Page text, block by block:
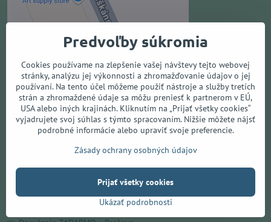
Externý obsah je blokovaný
Voľbami súkromia
Prajete si načítať externý obsah?
Povoliť tentokrát
Povoliť a zapamätať - súhlas s
druhom cookie: Funkčné
Všetko o nákupe
Predvoľby súkromia
Cookies používame na zlepšenie vašej návštevy tejto webovej
stránky, analýzu jej výkonnosti a zhromažďovanie údajov o jej
používaní. Na tento účel môžeme použiť nástroje a služby tretích
strán a zhromaždené údaje sa môžu preniesť k partnerom v EÚ,
USA alebo iných krajinách. Kliknutím na „Prijať všetky cookies“
vyjadrujete svoj súhlas s týmto spracovaním. Nižšie môžete nájsť
podrobné informácie alebo upraviť svoje preferencie.
Zásady ochrany osobných údajov
Ukázať podrobnosti
Prijať všetky cookies